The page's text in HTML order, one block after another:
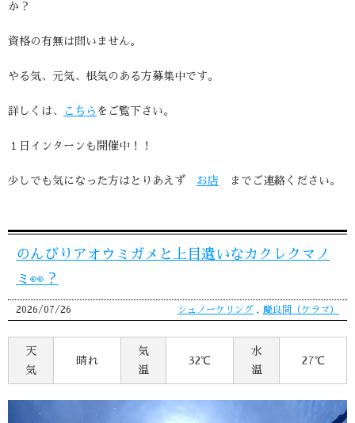
か？
資格の有無は問いません。
やる気、元気、根気のある方募集中です。
詳しくは、 こちら をご覧下さい。
１日インターンも開催中！！
少しでも気になった方はとりあえず お店 までご連絡ください。
のんびりアオウミガメと上目遣いなカクレクマノ
ミ👀？
2026/07/26 シュノーケリング , 慶良間（ケラマ）
天
気
晴れ
気
温
32℃
水
温
27℃